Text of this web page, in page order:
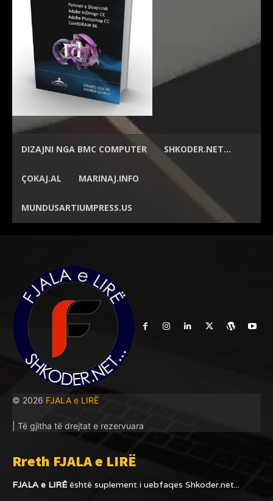
DIZAJNI NGA BMC COMPUTER SHKODER.NET…
ÇOKAJ.AL MARINAJ.INFO
MUNDUSARTIUMPRESS.US
© 2026 FJALA e LIRË
| Të gjitha të drejtat e rezervuara
Rreth FJALA e LIRË
FJALA e LIRËështë suplement i uebfaqes Shkoder.net...